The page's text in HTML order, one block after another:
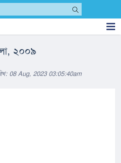
২০০৯
08 Aug, 2023 03:05:40am